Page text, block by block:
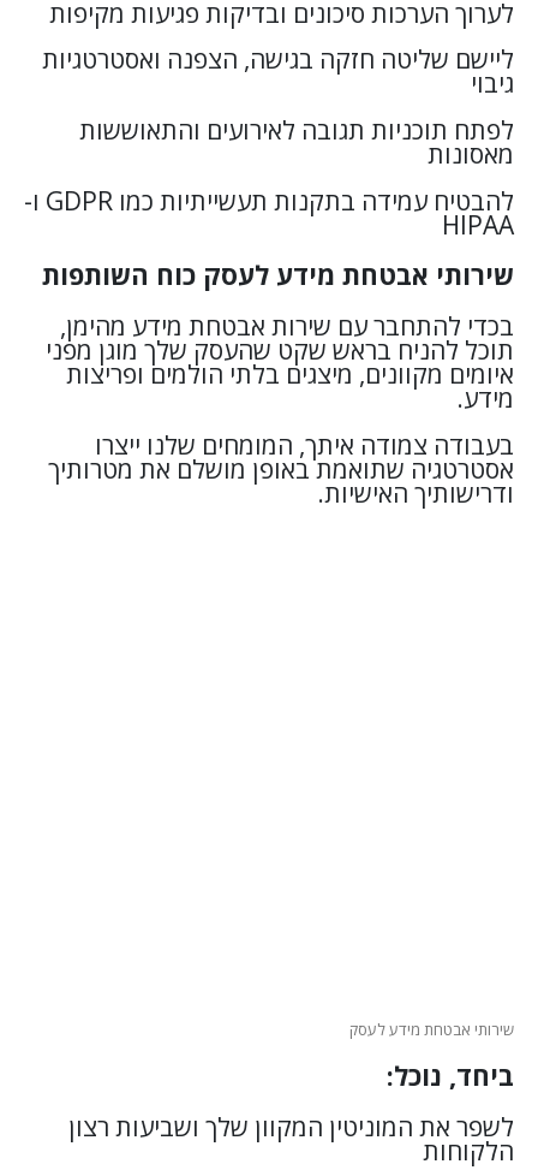
לערוך הערכות סיכונים ובדיקות פגיעות מקיפות
ליישם שליטה חזקה בגישה, הצפנה ואסטרטגיות
גיבוי
לפתח תוכניות תגובה לאירועים והתאוששות
מאסונות
להבטיח עמידה בתקנות תעשייתיות כמו GDPR ו-
HIPAA
שירותי אבטחת מידע לעסק כוח השותפות
בכדי להתחבר עם שירות אבטחת מידע מהימן,
תוכל להניח בראש שקט שהעסק שלך מוגן מפני
איומים מקוונים, מיצגים בלתי הולמים ופריצות
מידע.
בעבודה צמודה איתך, המומחים שלנו ייצרו
אסטרטגיה שתואמת באופן מושלם את מטרותיך
ודרישותיך האישיות.
שירותי אבטחת מידע לעסק
ביחד, נוכל:
לשפר את המוניטין המקוון שלך ושביעות רצון
הלקוחות